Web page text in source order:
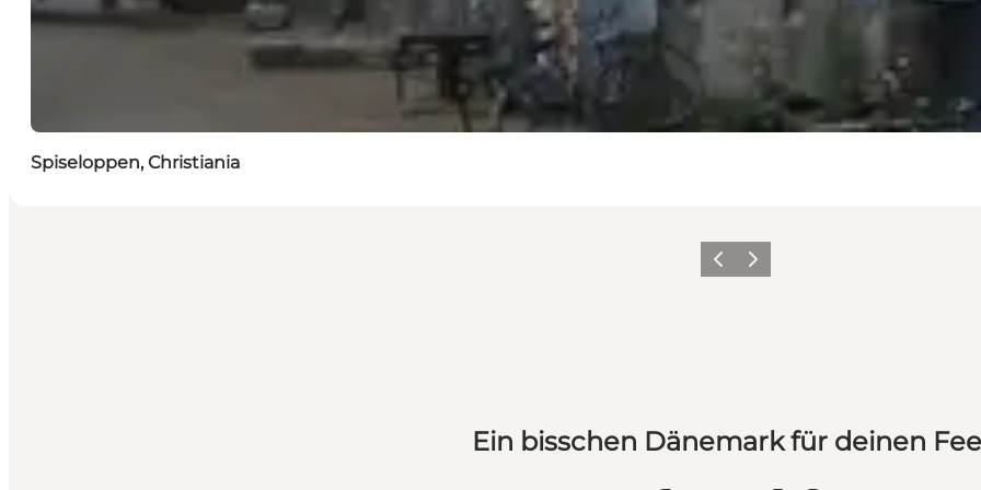
Spiseloppen, Christiania
ZurückWeiter
Ein bisschen Dänemark für deinen